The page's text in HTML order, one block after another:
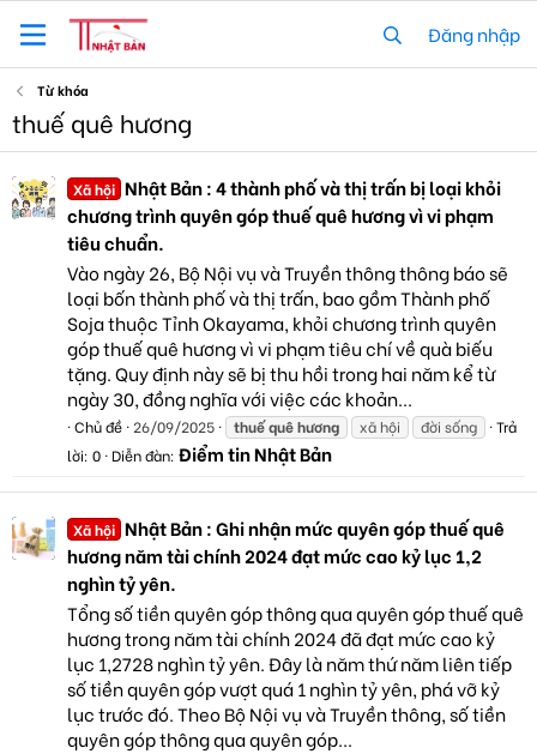
Đăng nhập
Từ khóa
thuế quê hương
Xã hội Nhật Bản : 4 thành phố và thị trấn bị loại khỏi
chương trình quyên góp thuế quê hương vì vi phạm
tiêu chuẩn.
Vào ngày 26, Bộ Nội vụ và Truyền thông thông báo sẽ
loại bốn thành phố và thị trấn, bao gồm Thành phố
Soja thuộc Tỉnh Okayama, khỏi chương trình quyên
góp thuế quê hương vì vi phạm tiêu chí về quà biếu
tặng. Quy định này sẽ bị thu hồi trong hai năm kể từ
ngày 30, đồng nghĩa với việc các khoản...
Chủ đề 26/09/2025 thuếquêhương xã hội đời sống
Trả
lời: 0 Diễn đàn: Điểm tin Nhật Bản
Xã hội Nhật Bản : Ghi nhận mức quyên góp thuế quê
hương năm tài chính 2024 đạt mức cao kỷ lục 1,2
nghìn tỷ yên.
Tổng số tiền quyên góp thông qua quyên góp thuế quê
hương trong năm tài chính 2024 đã đạt mức cao kỷ
lục 1,2728 nghìn tỷ yên. Đây là năm thứ năm liên tiếp
số tiền quyên góp vượt quá 1 nghìn tỷ yên, phá vỡ kỷ
lục trước đó. Theo Bộ Nội vụ và Truyền thông, số tiền
quyên góp thông qua quyên góp...